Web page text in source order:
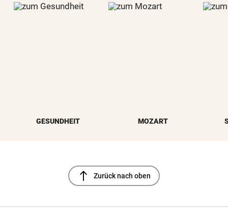
GESUNDHEIT MOZART
north Zurück nach oben